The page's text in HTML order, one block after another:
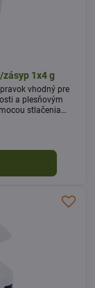
zásyp 1x4 g
vhodný pre
a plesňovým
stlačenia
nazutím.